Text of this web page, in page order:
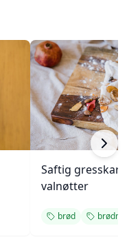
Saftig
valnøtter
brød